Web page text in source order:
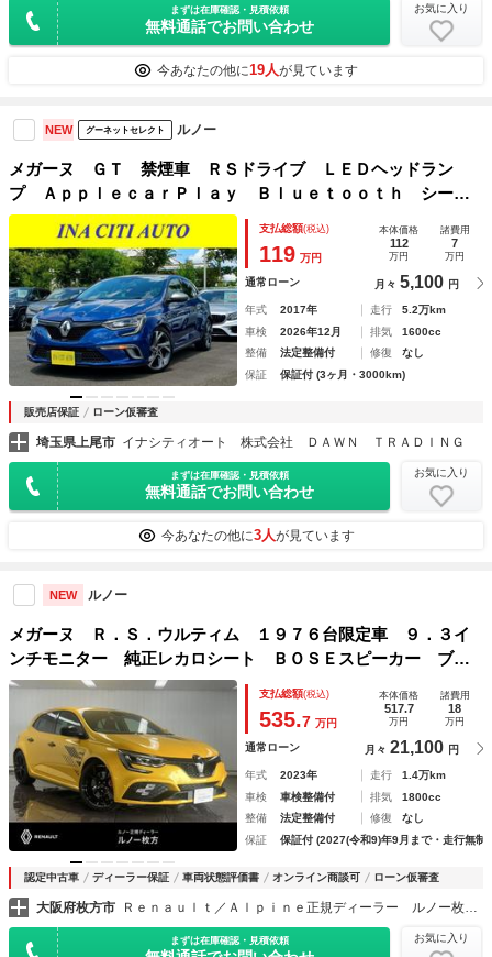
まずは在庫確認・見積依頼
無料通話でお問い合わせ
お気に入り
今あなたの他に19人が見ています
NEW グーネットセレクト ルノー
メガーヌ ＧＴ 禁煙車 ＲＳドライブ ＬＥＤヘッドラン
プ ＡｐｐｌｅｃａｒＰｌａｙ Ｂｌｕｅｔｏｏｔｈ シート
ヒーター アルカンタラシート クルーズコントロール ＢＳ
Ｍ ＥＴＣ バックカメラ 純正１８インチＡＷ
支払総額(税込)
119 万円
本体価格
112
万円
諸費用
7
万円
通常ローン 月々 5,100 円
年式 2017年 走行
5.2万km
車検
2026年12月 排気
1600cc
整備
法定整備付 修復
なし
保証
保証付 (3ヶ月・3000km)
販売店保証 ローン仮審査
埼玉県上尾市 イナシティオート 株式会社 ＤＡＷＮ ＴＲＡＤＩＮＧ
まずは在庫確認・見積依頼
無料通話でお問い合わせ
お気に入り
今あなたの他に3人が見ています
NEW ルノー
メガーヌ Ｒ．Ｓ．ウルティム １９７６台限定車 ９．３イ
ンチモニター 純正レカロシート ＢＯＳＥスピーカー ブレ
ンボブレーキキャリパー ＡｐｐｌｅＣａｒｐｌａｙ Ｂｌｕ
ｅｔｏｏｔｈ ＬＥＤヘッドライト バックカメラ 前面衝突
警報
支払総額(税込)
535.7 万円
本体価格
517.7
万円
諸費用
18
万円
通常ローン 月々 21,100 円
年式 2023年 走行
1.4万km
車検
車検整備付 排気
1800cc
整備
法定整備付 修復
なし
保証
保証付 (2027(令和9)年9月まで・走行無制
認定中古車 ディーラー保証 車両状態評価書 オンライン商談可 ローン仮審査
大阪府枚方市
まずは在庫確認・見積依頼 お気に入り